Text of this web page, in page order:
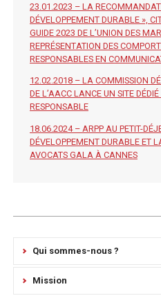
23.01.2023 – LA
DÉVELOPPEMENT DURABLE »,
GUIDE 2023 DE L’UNION DES
REPRÉSENTATION DES
RESPONSABLES EN
12.02.2018 – LA COMMISSION
DE L’AACC LANCE UN SITE
RESPONSABLE
18.06.2024 – ARPP AU PETIT-
DÉVELOPPEMENT DURABLE ET
AVOCATS GALA À CANNES
Qui sommes-nous ?
Mission